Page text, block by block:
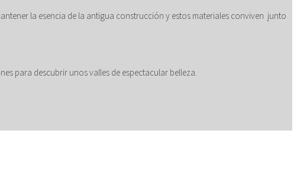
la esencia de la antigua construcción y estos materiales conviven junto
para descubrir unos valles de espectacular belleza.